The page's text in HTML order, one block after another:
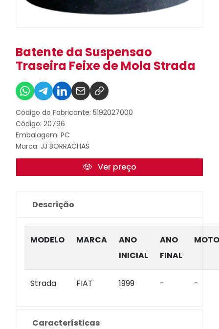
Batente da Suspensao
Traseira Feixe de Mola Strada
Código do Fabricante: 5192027000
Código: 20796
Embalagem: PC
Marca: JJ BORRACHAS
Ver preço
Descrição
MODELO MARCA
ANO
INICIAL
ANO
FINAL
Strada FIAT 1999 - -
Características